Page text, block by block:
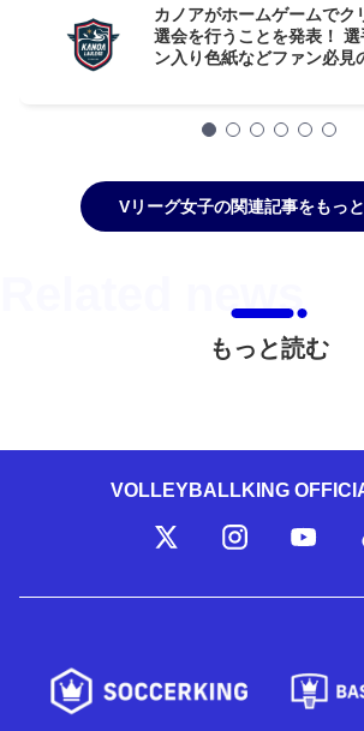
カノアがホームゲームでク
選会を行うことを発表！ 選
ン入り色紙などファン必見
Vリーグ女子の関連記事をもっ
もっと読む
VOLLEYBALLKING